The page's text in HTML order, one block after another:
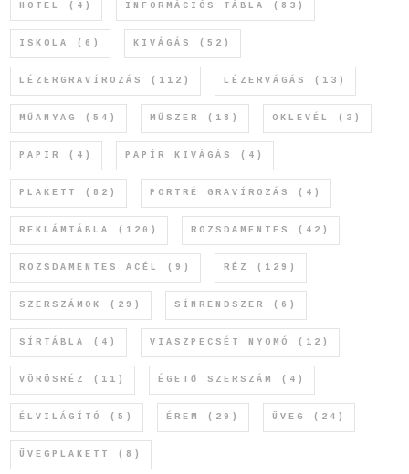
HOTEL (4) INFORMÁCIÓS TÁBLA (83)
ISKOLA (6) KIVÁGÁS (52)
LÉZERGRAVÍROZÁS (112) LÉZERVÁGÁS (13)
MŰANYAG (54) MŰSZER (18) OKLEVÉL (3)
PAPÍR (4) PAPÍR KIVÁGÁS (4)
PLAKETT (82) PORTRÉ GRAVÍROZÁS (4)
REKLÁMTÁBLA (120) ROZSDAMENTES (42)
ROZSDAMENTES ACÉL (9) RÉZ (129)
SZERSZÁMOK (29) SÍNRENDSZER (6)
SÍRTÁBLA (4) VIASZPECSÉT NYOMÓ (12)
VÖRÖSRÉZ (11) ÉGETŐ SZERSZÁM (4)
ÉLVILÁGÍTÓ (5) ÉREM (29) ÜVEG (24)
ÜVEGPLAKETT (8)